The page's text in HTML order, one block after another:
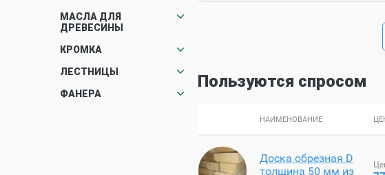
МАСЛА ДЛЯ
ДРЕВЕСИНЫ
КРОМКА
ЛЕСТНИЦЫ
ФАНЕРА
Пользуются спросом
НАИМЕНОВАНИЕ
Доска обрезная D
толщина 50 мм из